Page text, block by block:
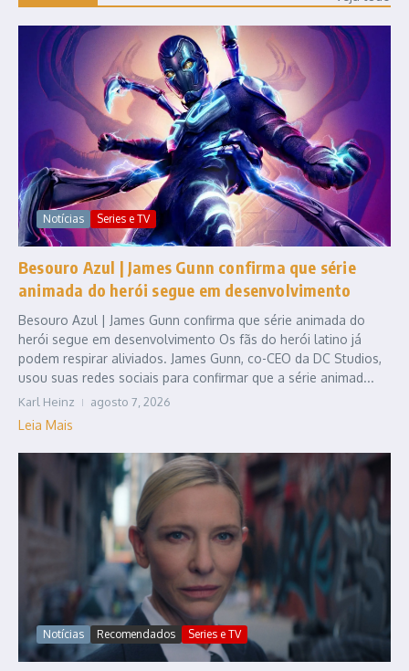
Notícias Series e TV
Besouro Azul | James Gunn confirma que série
animada do herói segue em desenvolvimento
Besouro Azul | James Gunn confirma que série animada do
herói segue em desenvolvimento Os fãs do herói latino já
podem respirar aliviados. James Gunn, co-CEO da DC Studios,
usou suas redes sociais para confirmar que a série animad...
Karl Heinz agosto 7, 2026
Leia Mais
Notícias Recomendados Series e TV